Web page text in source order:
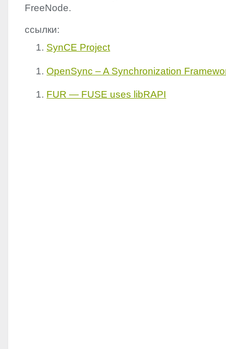
FreeNode.
ссылки:
SynCE Project
OpenSync – A Synchronization
FUR — FUSE uses libRAPI